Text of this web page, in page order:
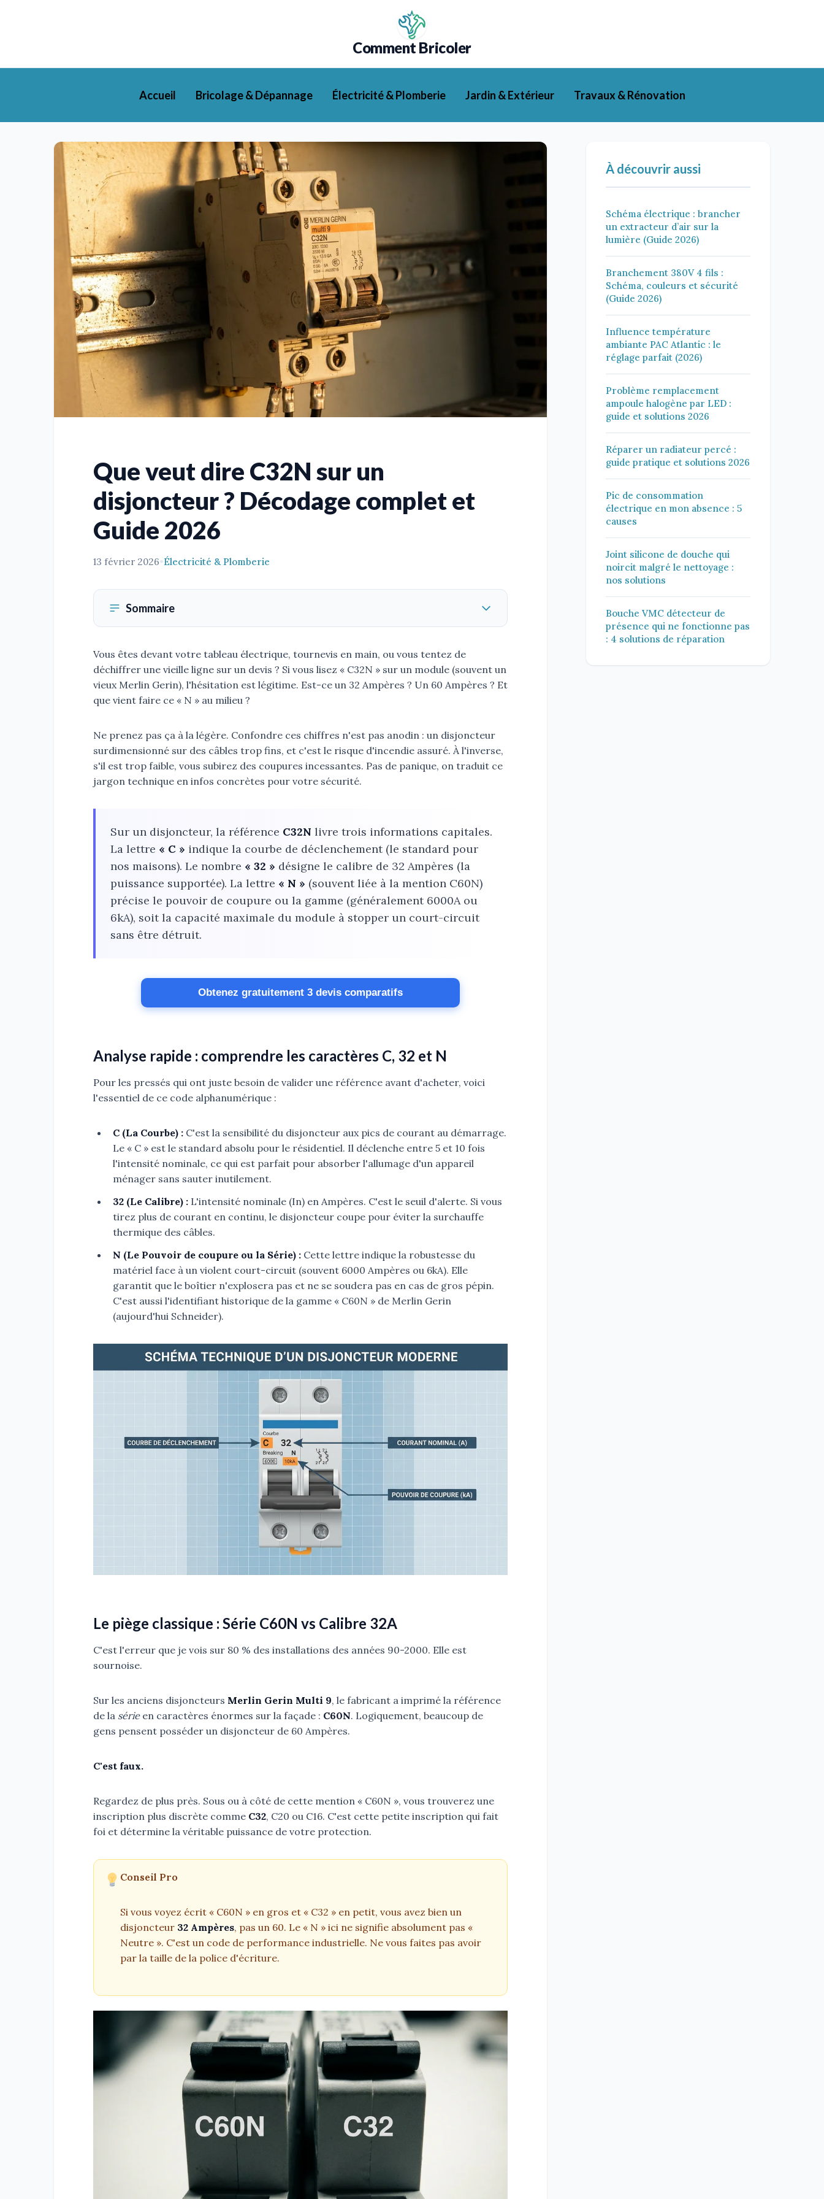
Comment Bricoler
Accueil Bricolage & Dépannage Électricité & Plomberie Jardin & Extérieur Travaux & Rénovation
Que veut dire C32N sur un
disjoncteur ? Décodage complet et
Guide 2026
13 février 2026•Électricité & Plomberie
Sommaire
Vous êtes devant votre tableau électrique, tournevis en main, ou vous tentez de
déchiffrer une vieille ligne sur un devis ? Si vous lisez « C32N » sur un module (souvent un
vieux Merlin Gerin), l'hésitation est légitime. Est-ce un 32 Ampères ? Un 60 Ampères ? Et
que vient faire ce « N » au milieu ?
Ne prenez pas ça à la légère. Confondre ces chiffres n'est pas anodin : un disjoncteur
surdimensionné sur des câbles trop fins, et c'est le risque d'incendie assuré. À l'inverse,
s'il est trop faible, vous subirez des coupures incessantes. Pas de panique, on traduit ce
jargon technique en infos concrètes pour votre sécurité.
Sur un disjoncteur, la référence C32N livre trois informations capitales.
La lettre « C » indique la courbe de déclenchement (le standard pour
nos maisons). Le nombre « 32 » désigne le calibre de 32 Ampères (la
puissance supportée). La lettre « N » (souvent liée à la mention C60N)
précise le pouvoir de coupure ou la gamme (généralement 6000A ou
6kA), soit la capacité maximale du module à stopper un court-circuit
sans être détruit.
Obtenez gratuitement 3 devis comparatifs
Analyse rapide : comprendre les caractères C, 32 et N
Pour les pressés qui ont juste besoin de valider une référence avant d'acheter, voici
l'essentiel de ce code alphanumérique :
C (La Courbe) : C'est la sensibilité du disjoncteur aux pics de courant au démarrage.
Le « C » est le standard absolu pour le résidentiel. Il déclenche entre 5 et 10 fois
l'intensité nominale, ce qui est parfait pour absorber l'allumage d'un appareil
ménager sans sauter inutilement.
32 (Le Calibre) : L'intensité nominale (In) en Ampères. C'est le seuil d'alerte. Si vous
tirez plus de courant en continu, le disjoncteur coupe pour éviter la surchauffe
thermique des câbles.
N (Le Pouvoir de coupure ou la Série) : Cette lettre indique la robustesse du
matériel face à un violent court-circuit (souvent 6000 Ampères ou 6kA). Elle
garantit que le boîtier n'explosera pas et ne se soudera pas en cas de gros pépin.
C'est aussi l'identifiant historique de la gamme « C60N » de Merlin Gerin
(aujourd'hui Schneider).
Le piège classique : Série C60N vs Calibre 32A
C'est l'erreur que je vois sur 80 % des installations des années 90-2000. Elle est
sournoise.
Sur les anciens disjoncteurs Merlin Gerin Multi 9, le fabricant a imprimé la référence
de la sérieen caractères énormes sur la façade : C60N. Logiquement, beaucoup de
gens pensent posséder un disjoncteur de 60 Ampères.
C'est faux.
Regardez de plus près. Sous ou à côté de cette mention « C60N », vous trouverez une
inscription plus discrète comme C32, C20 ou C16. C'est cette petite inscription qui fait
foi et détermine la véritable puissance de votre protection.
Conseil Pro
Si vous voyez écrit « C60N » en gros et « C32 » en petit, vous avez bien un
disjoncteur 32 Ampères, pas un 60. Le « N » ici ne signifie absolument pas «
Neutre ». C'est un code de performance industrielle. Ne vous faites pas avoir
par la taille de la police d'écriture.
À découvrir aussi
Schéma électrique : brancher
un extracteur d’air sur la
lumière (Guide 2026)
Branchement 380V 4 fils :
Schéma, couleurs et sécurité
(Guide 2026)
Influence température
ambiante PAC Atlantic : le
réglage parfait (2026)
Problème remplacement
ampoule halogène par LED :
guide et solutions 2026
Réparer un radiateur percé :
guide pratique et solutions 2026
Pic de consommation
électrique en mon absence : 5
causes
Joint silicone de douche qui
noircit malgré le nettoyage :
nos solutions
Bouche VMC détecteur de
présence qui ne fonctionne pas
: 4 solutions de réparation